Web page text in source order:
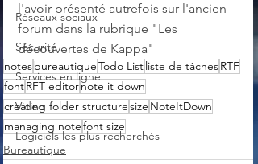
Réseaux sociaux
Sécurité
Services en ligne
Video
Logiciels les plus recherchés
l'avoir présenté autrefois sur l'ancien
forum dans la rubrique "Les
découvertes de Kappa"
notesbureautiqueTodo Listliste de tâchesRTF
fontRFT editornote it down
creating folder structuresize NoteItDown
managing notefont size
Bureautique